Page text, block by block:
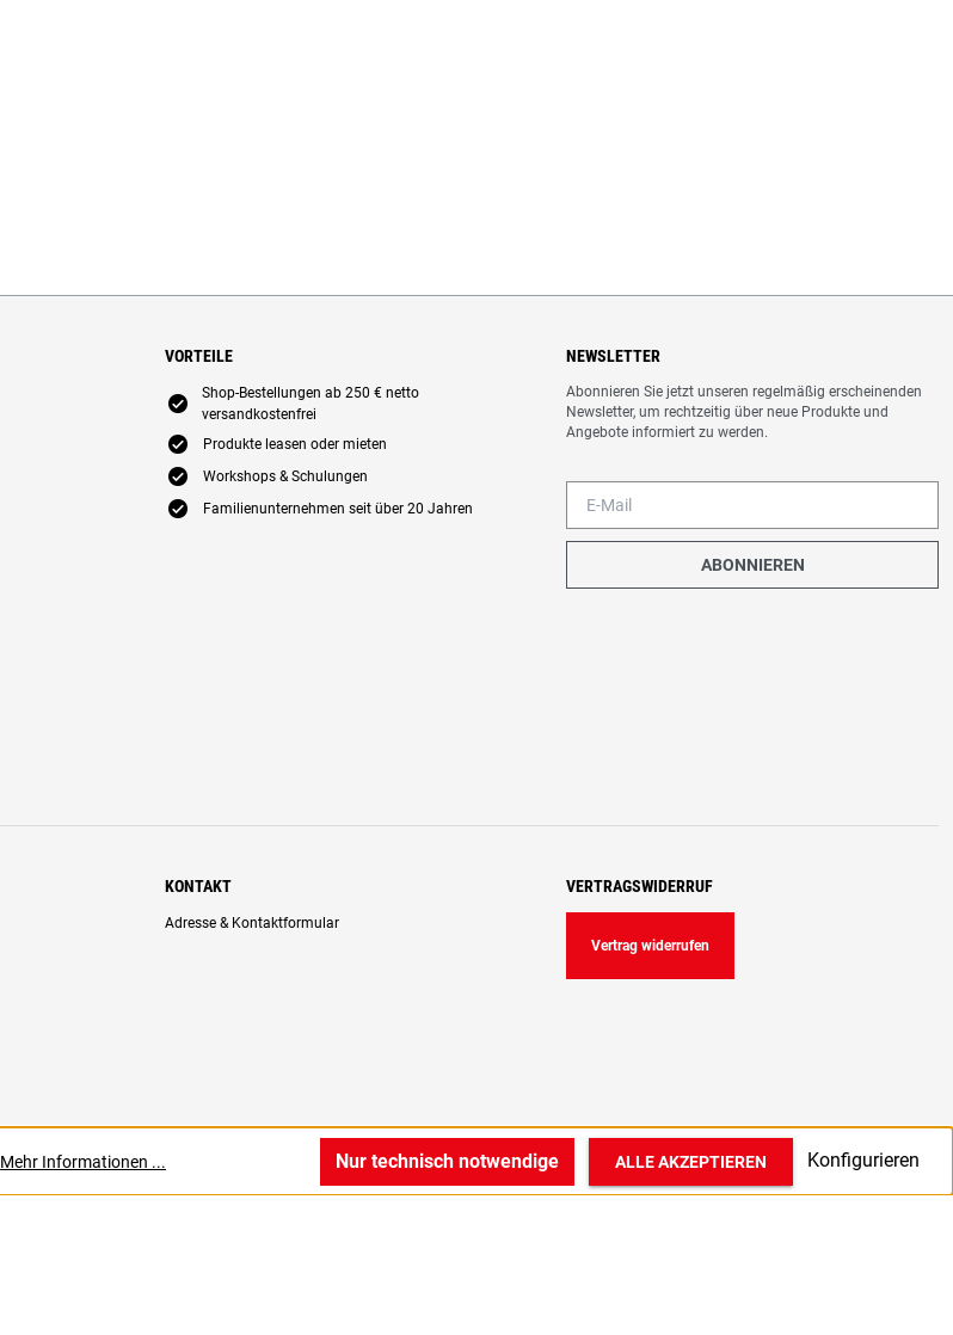
VORTEILE
E
Shop-Bestellungen ab 250 € netto
versandkostenfrei
E Produkte leasen oder mieten
E Workshops & Schulungen
E Familienunternehmen seit über 20 Jahren
NEWSLETTER
Abonnieren Sie jetzt unseren regelmäßig erscheinenden
Newsletter, um rechtzeitig über neue Produkte und
Angebote informiert zu werden.
ABONNIEREN
KONTAKT
Adresse & Kontaktformular
VERTRAGSWIDERRUF
Vertrag widerrufen
Mehr Informationen ... Nur technisch notwendige Konfigurieren
ALLE AKZEPTIEREN